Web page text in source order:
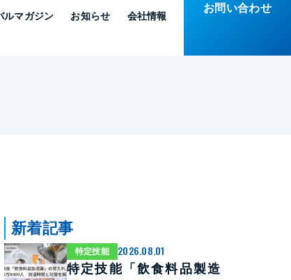
ルマガジン お知らせ 会社情報
お問い合わせ
新着記事
特定技能 2026.08.01
特定技能「飲食料品製造